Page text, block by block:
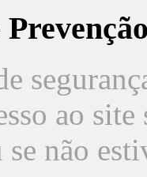
ao
se não